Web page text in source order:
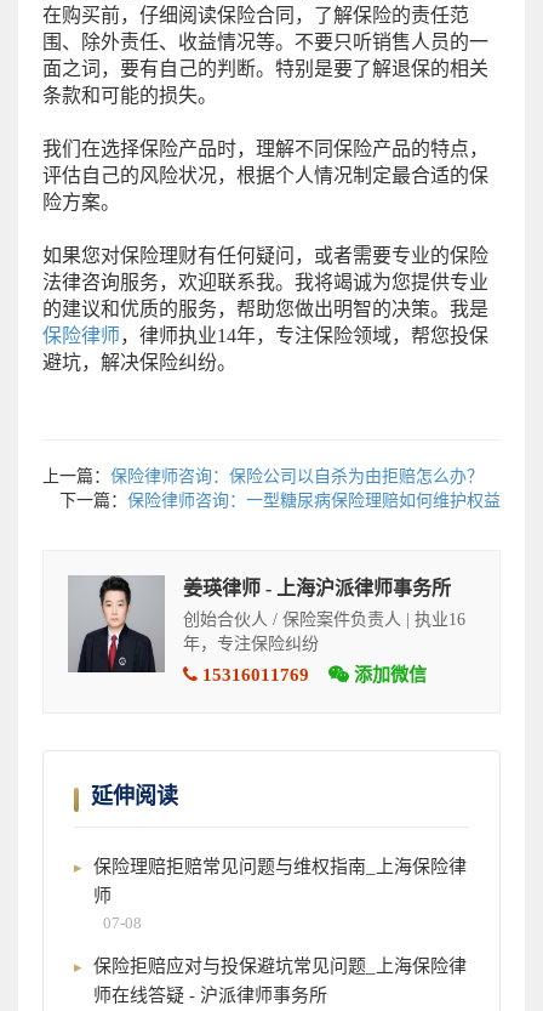
在购买前，仔细阅读保险合同，了解保险的责任范
围、除外责任、收益情况等。不要只听销售人员的一
面之词，要有自己的判断。特别是要了解退保的相关
条款和可能的损失。
我们在选择保险产品时，理解不同保险产品的特点，
评估自己的风险状况，根据个人情况制定最合适的保
险方案。
如果您对保险理财有任何疑问，或者需要专业的保险
法律咨询服务，欢迎联系我。我将竭诚为您提供专业
的建议和优质的服务，帮助您做出明智的决策。我是
保险律师，律师执业14年，专注保险领域，帮您投保
避坑，解决保险纠纷。
上一篇： 保险律师咨询：保险公司以自杀为由拒赔怎么办？
下一篇： 保险律师咨询：一型糖尿病保险理赔如何维护权益
姜瑛律师 - 上海沪派律师事务所
创始合伙人 / 保险案件负责人 | 执业16
年，专注保险纠纷
15316011769 添加微信
延伸阅读
保险理赔拒赔常见问题与维权指南_上海保险律
师
07-08
保险拒赔应对与投保避坑常见问题_上海保险律
师在线答疑 - 沪派律师事务所